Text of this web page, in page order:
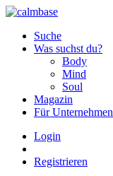
Suche
Was suchst du?
Body
Mind
Soul
Magazin
Für Unternehmen
Login
Registrieren